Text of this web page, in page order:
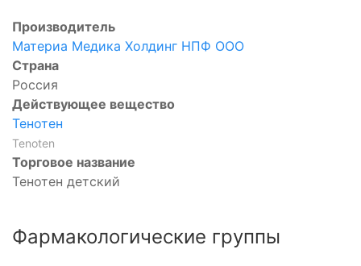
Производитель
Материа Медика Холдинг НПФ ООО
Страна
Россия
Действующее вещество
Тенотен
Tenoten
Торговое название
Тенотен детский
Фармакологические группы